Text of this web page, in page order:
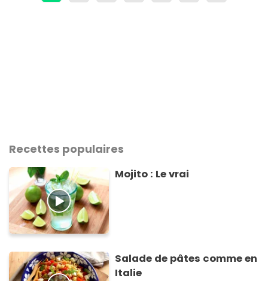
Recettes populaires
Mojito : Le vrai
Salade de pâtes comme en
Italie